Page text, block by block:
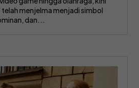
menjelma menjadi simbol
dan...